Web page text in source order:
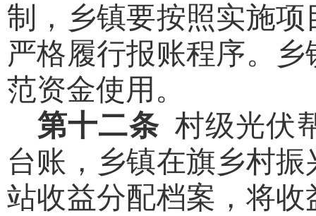
制，乡镇要按照实施
严格履行报账程序。
范资金使用。
第十二条 村级光伏
台账，乡镇在旗乡村
站收益分配档案，将